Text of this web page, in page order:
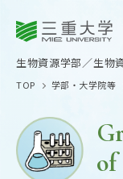
生物資源学部 生物
TOP 学部・大学院等
of